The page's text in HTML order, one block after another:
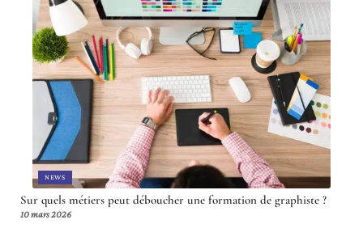
NEWS
Sur quels métiers peut déboucher une formation de graphiste ?
10 mars 2026